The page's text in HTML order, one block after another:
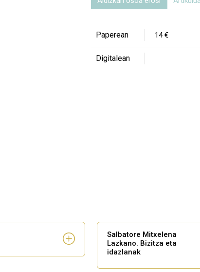
Paperean 14 €
Digitalean
Salbatore Mitxelena
Lazkano. Bizitza eta
idazlanak